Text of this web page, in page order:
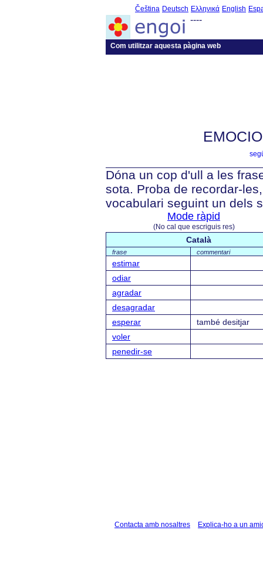
Čeština Deutsch Ελληνικά English
----
Com utilitzar aquesta pàgina web
Dóna un cop d'ull a les
sota. Proba de recordar-
vocabulari seguint un dels
Mode ràpid
(No cal que escriguis res)
Català
frase commentari
estimar
odiar
agradar
desagradar
esperar
també desitjar
voler
penedir-se
Contacta amb nosaltres Explica-ho a un